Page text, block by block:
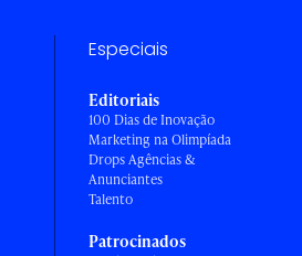
Especiais
Editoriais
100 Dias de Inovação
Marketing na Olimpíada
Drops Agências &
Anunciantes
Talento
Patrocinados